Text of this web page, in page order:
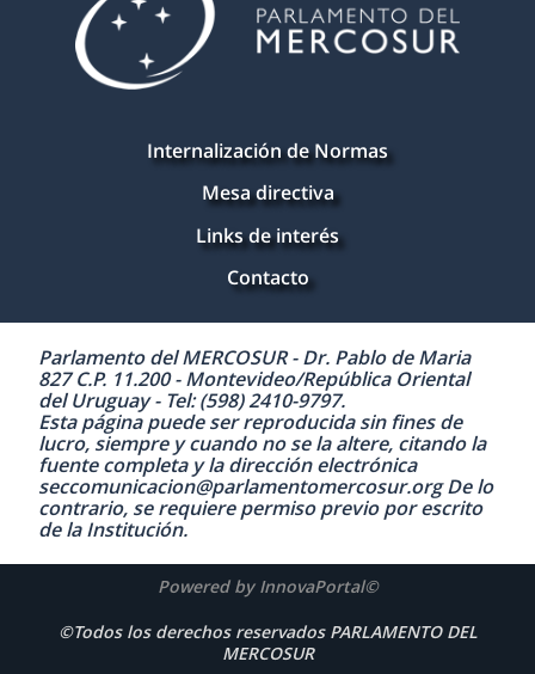
Internalización de Normas
Mesa directiva
Links de interés
Contacto
Parlamento del MERCOSUR - Dr. Pablo de Maria
827 C.P. 11.200 - Montevideo/República Oriental
del Uruguay - Tel: (598) 2410-9797.
Esta página puede ser reproducida sin fines de
lucro, siempre y cuando no se la altere, citando la
fuente completa y la dirección electrónica
seccomunicacion@parlamentomercosur.org De lo
contrario, se requiere permiso previo por escrito
de la Institución.
Powered by InnovaPortal©
©Todos los derechos reservados PARLAMENTO DEL
MERCOSUR